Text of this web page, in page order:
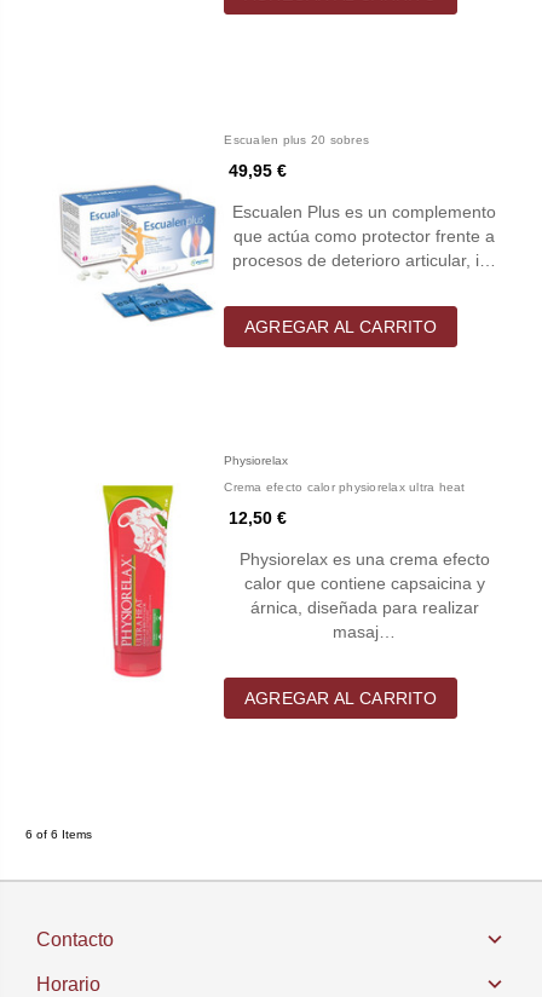
Escualen plus 20 sobres
49,95 €
Escualen Plus es un complemento
que actúa como protector frente a
procesos de deterioro articular, i…
AGREGAR AL CARRITO
Physiorelax
Crema efecto calor physiorelax ultra heat
12,50 €
Physiorelax es una crema efecto
calor que contiene capsaicina y
árnica, diseñada para realizar
masaj…
AGREGAR AL CARRITO
6 of 6 Items
Contacto
Horario